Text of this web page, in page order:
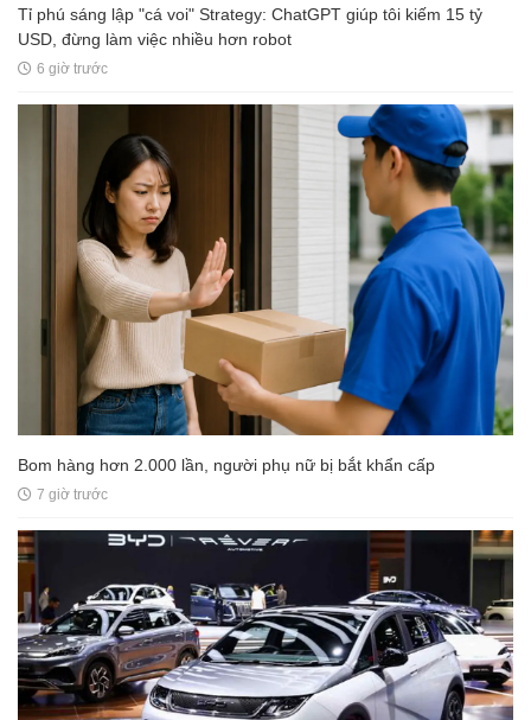
Tỉ phú sáng lập "cá voi" Strategy: ChatGPT giúp tôi kiếm 15 tỷ
USD, đừng làm việc nhiều hơn robot
6 giờ trước
Bom hàng hơn 2.000 lần, người phụ nữ bị bắt khẩn cấp
7 giờ trước